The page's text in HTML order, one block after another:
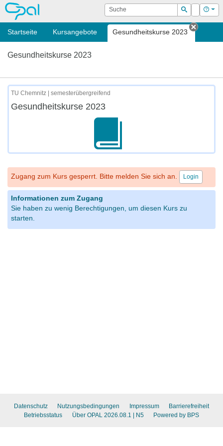
OPAL Suche
Suchen
Login Hilfe
Startseite Kursangebote Gesundheitskurse 2023
Tab
Gesundheitskurse 2023
TU Chemnitz | semesterübergreifend
Gesundheitskurse 2023
Zugang zum Kurs gesperrt. Bitte melden Sie sich an. Login
Informationen zum Zugang
Sie haben zu wenig Berechtigungen, um diesen Kurs zu
starten.
Datenschutz Nutzungsbedingungen Impressum
Barrierefreiheit
Betriebsstatus
Über OPAL 2026.08.1 | N5 Powered by BPS